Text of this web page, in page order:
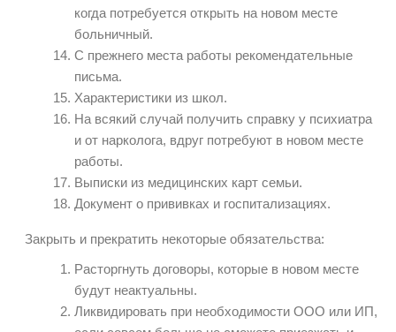
когда потребуется открыть на новом месте
больничный.
С прежнего места работы рекомендательные
письма.
Характеристики из школ.
На всякий случай получить справку у психиатра
и от нарколога, вдруг потребуют в новом месте
работы.
Выписки из медицинских карт семьи.
Документ о прививках и госпитализациях.
Закрыть и прекратить некоторые обязательства:
Расторгнуть договоры, которые в новом месте
будут неактуальны.
Ликвидировать при необходимости ООО или ИП,